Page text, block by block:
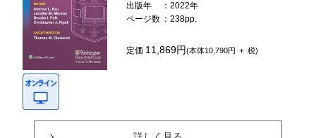
出版年
：2022年
ページ数 ：238pp.
定価 11,869円(本体10,790円 ＋ 税)